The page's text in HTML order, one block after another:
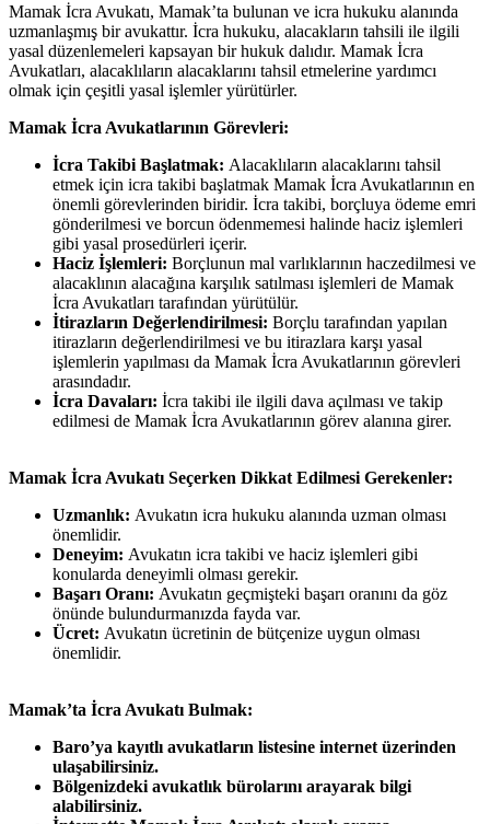
Mamak İcra Avukatı, Mamak’ta bulunan ve icra hukuku alanında
uzmanlaşmış bir avukattır. İcra hukuku, alacakların tahsili ile ilgili
yasal düzenlemeleri kapsayan bir hukuk dalıdır. Mamak İcra
Avukatları, alacaklıların alacaklarını tahsil etmelerine yardımcı
olmak için çeşitli yasal işlemler yürütürler.
Mamak İcra Avukatlarının Görevleri:
İcra Takibi Başlatmak: Alacaklıların alacaklarını tahsil
etmek için icra takibi başlatmak Mamak İcra Avukatlarının en
önemli görevlerinden biridir. İcra takibi, borçluya ödeme emri
gönderilmesi ve borcun ödenmemesi halinde haciz işlemleri
gibi yasal prosedürleri içerir.
Haciz İşlemleri: Borçlunun mal varlıklarının haczedilmesi ve
alacaklının alacağına karşılık satılması işlemleri de Mamak
İcra Avukatları tarafından yürütülür.
İtirazların Değerlendirilmesi: Borçlu tarafından yapılan
itirazların değerlendirilmesi ve bu itirazlara karşı yasal
işlemlerin yapılması da Mamak İcra Avukatlarının görevleri
arasındadır.
İcra Davaları: İcra takibi ile ilgili dava açılması ve takip
edilmesi de Mamak İcra Avukatlarının görev alanına girer.
Mamak İcra Avukatı Seçerken Dikkat Edilmesi Gerekenler:
Uzmanlık: Avukatın icra hukuku alanında uzman olması
önemlidir.
Deneyim: Avukatın icra takibi ve haciz işlemleri gibi
konularda deneyimli olması gerekir.
Başarı Oranı: Avukatın geçmişteki başarı oranını da göz
önünde bulundurmanızda fayda var.
Ücret: Avukatın ücretinin de bütçenize uygun olması
önemlidir.
Mamak’ta İcra Avukatı Bulmak:
Baro’ya kayıtlı avukatların listesine internet üzerinden
ulaşabilirsiniz.
Bölgenizdeki avukatlık bürolarını arayarak bilgi
alabilirsiniz.